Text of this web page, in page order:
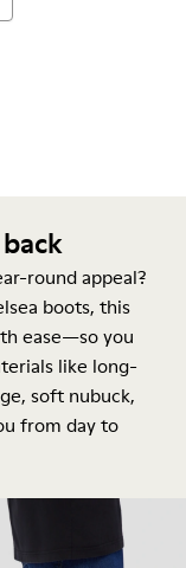
round appeal?
boots, this
ease—so you
like long-
soft nubuck,
from day to